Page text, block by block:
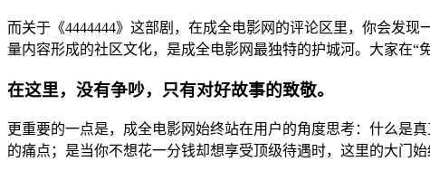
而关于《4444444》这部剧，在成全电影网的评论区里，你会发
量内容形成的社区文化，是成全电影网最独特的护城河。大家在“
在这里，没有争吵，只有对好故事的致敬。
更重要的一点是，成全电影网始终站在用户的角度思考：什么是
的痛点；是当你不想花一分钱却想享受顶级待遇时，这里的大门始